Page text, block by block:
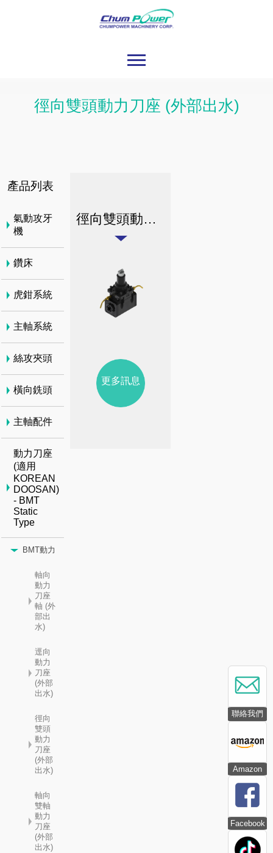
聯絡我們
Amazon
Facebook
徑向雙頭動力刀座 (外部出水)
徑向雙頭動力刀座 (外部出水)
更多訊息
產品列表
氣動攻牙
機
鑽床
虎鉗系統
主軸系統
絲攻夾頭
橫向銑頭
主軸配件
動力刀座
(適用
KOREAN
DOOSAN)
- BMT
Static
Type
BMT動力
軸向
動力
刀座
軸 (外
部出
水)
逕向
動力
刀座
(外部
出水)
徑向
雙頭
動力
刀座
(外部
出水)
軸向
雙軸
動力
刀座
(外部
出水)